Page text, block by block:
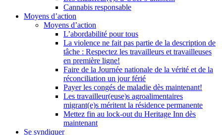
Cannabis responsable
Moyens d’action
Moyens d’action
L’abordabilité pour tous
La violence ne fait pas partie de la description de
tâche : Respectez les travailleurs et travailleuses
en première ligne!
Faire de la Journée nationale de la vérité et de la
réconciliation un jour férié
Payer les congés de maladie dès maintenant!
Les travailleur(euse)s agroalimentaires
migrant(e)s méritent la résidence permanente
Mettez fin au lock-out du Heritage Inn dès
maintenant
Se syndiquer